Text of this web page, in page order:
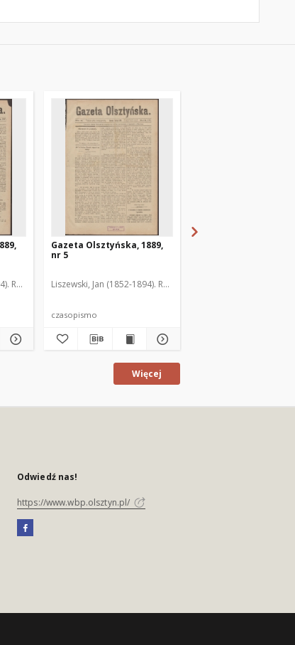
Red.
Gazeta Olsztyńska, 1889,
nr 5
Liszewski, Jan (1852-1894). Red.
czasopismo
Więcej
Odwiedź nas!
https://www.wbp.olsztyn.pl/